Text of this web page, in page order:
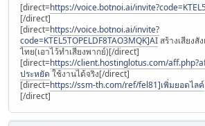
[direct=https://voice.botnoi.ai/
[/direct]
[direct=https://voice.botnoi.ai/invite?
code=KTEL5TOPELDF8TAO3MQK]AI สร้างเสียง
ไทย(เอาไว้ทำเสียงพากย์)[/direct]
[direct=https://client.hostinglotus.com/
ประหยัด ใช้งานได้จริง[/direct]
[direct=https://ssm-th.com/ref/fel81]เพิ่มยอดไลค์
[/direct]